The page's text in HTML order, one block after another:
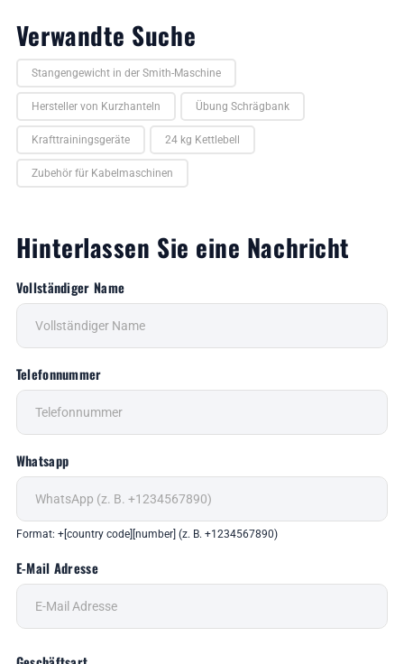
Verwandte Suche
Stangengewicht in der Smith-Maschine
Hersteller von Kurzhanteln Übung Schrägbank
Krafttrainingsgeräte 24 kg Kettlebell
Zubehör für Kabelmaschinen
Hinterlassen Sie eine Nachricht
Vollständiger Name
Telefonnummer
Whatsapp
Format: +[country code][number] (z. B. +1234567890)
E-Mail Adresse